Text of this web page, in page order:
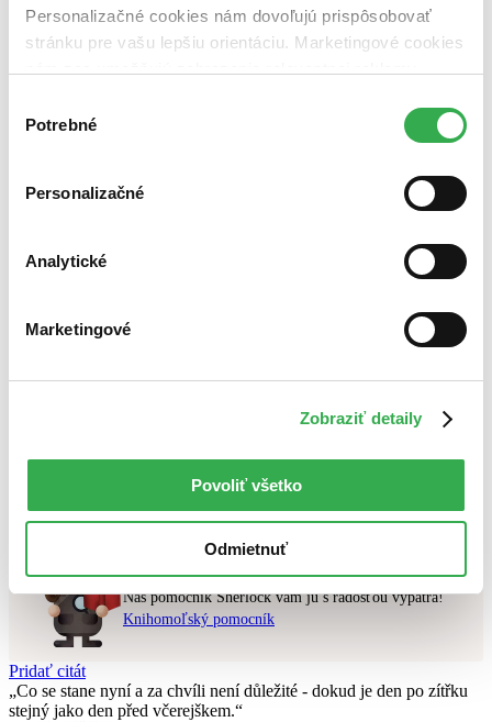
Personalizačné cookies nám dovoľujú prispôsobovať
stránku pre vašu lepšiu orientáciu. Marketingové cookies
nám pomohlo, keby sme mohli používať všetky tieto
súhlasu
Potrebné
Personalizačné
Analytické
Marketingové
Zobraziť detaily
Povoliť všetko
Odmietnuť
čítaná - mierne opotrebovaná (0 titulov)čítaná - mierne
čítané verzie vypredaných kníh (0 titulov)čítané verzie
vypredaných kníh
Bestsellery
Najdrahšie
Najlacnejšie
čítané verzie vypredaných kníh
vyhovujúci zadaným podmienkam.
Chcete poradiť knihu?
Náš pomocník Sherlock vám ju s radosťou vypátra!
Knihomoľský pomocník
Pridať citát
Co se stane nyní a za chvíli není důležité - dokud je den po zítřku
stejný jako den před včerejškem.